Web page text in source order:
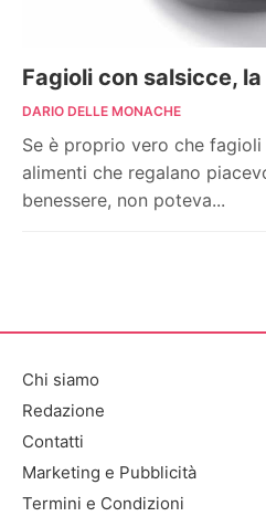
Fagioli con salsicce,
DARIO DELLE MONACHE
Se è proprio vero che
alimenti che regalano
benessere, non poteva...
Chi siamo
Redazione
Contatti
Marketing e Pubblicità
Termini e Condizioni